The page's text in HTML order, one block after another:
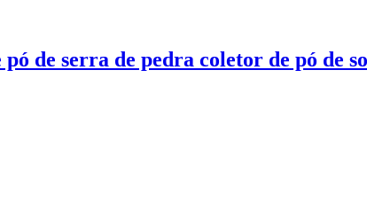
de serra de pedra coletor de pó de